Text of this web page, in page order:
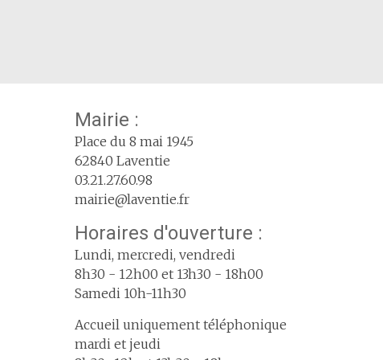
Mairie :
Place du 8 mai 1945
62840 Laventie
03.21.27.60.98
mairie@laventie.fr
Horaires d'ouverture :
Lundi, mercredi, vendredi
8h30 - 12h00 et 13h30 - 18h00
Samedi 10h-11h30
Accueil uniquement téléphonique
mardi et jeudi